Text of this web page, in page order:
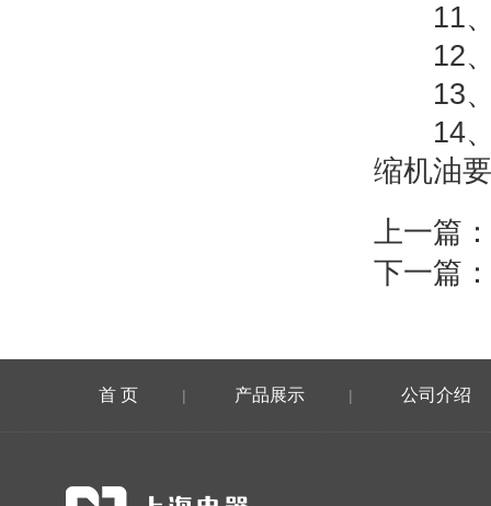
11、
12、
13、
14
缩机油
上一篇：
下一篇：
首 页 | 产品展示 | 公司介绍